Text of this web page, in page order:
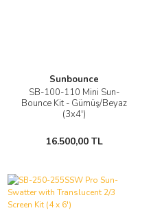
Sunbounce
SB-100-110 Mini Sun-
Bounce Kit - Gümüş/Beyaz
(3x4')
16.500,00 TL